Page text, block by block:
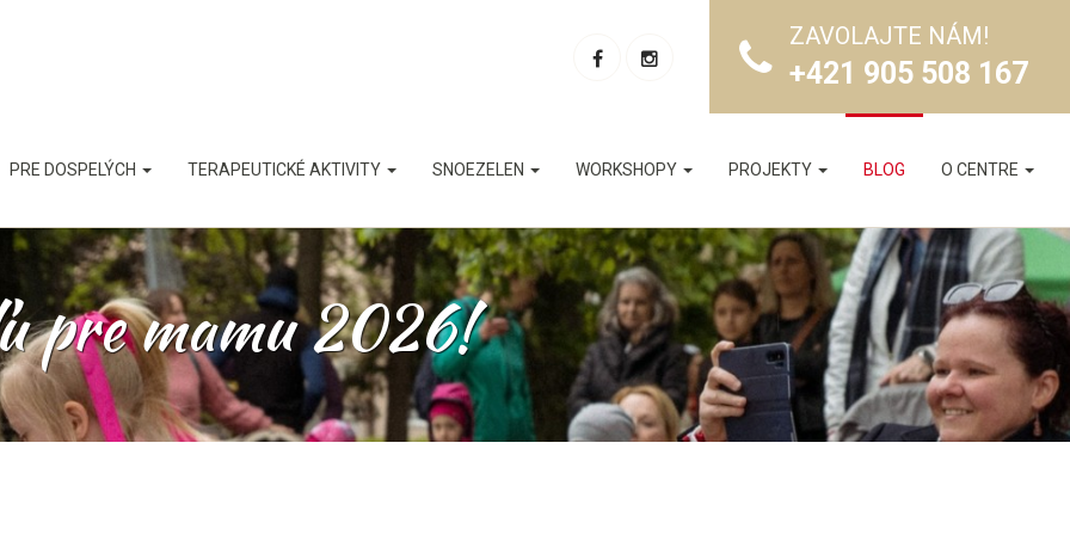
ZAVOLAJTE NÁM!
+421 905 508 167
PRE DOSPELÝCH TERAPEUTICKÉ AKTIVITY SNOEZELEN WORKSHOPY PROJEKTY BLOG O CENTRE
pre mamu 2026!